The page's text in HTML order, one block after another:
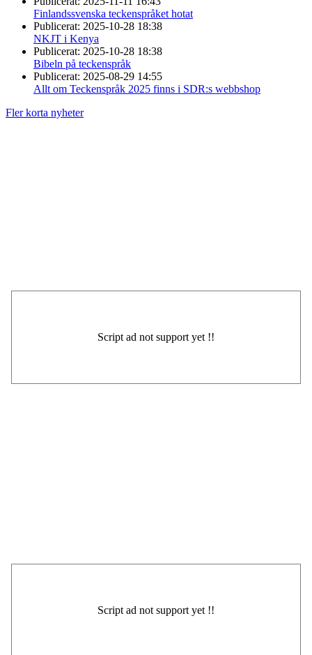
Finlandssvenska teckenspråket hotat
Publicerat: 2025-10-28 18:38
NKJT i Kenya
Publicerat: 2025-10-28 18:38
Bibeln på teckenspråk
Publicerat: 2025-08-29 14:55
Allt om Teckenspråk 2025 finns i SDR:s webbshop
Fler korta nyheter